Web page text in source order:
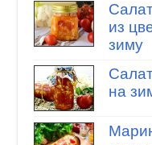
из
зиму
на